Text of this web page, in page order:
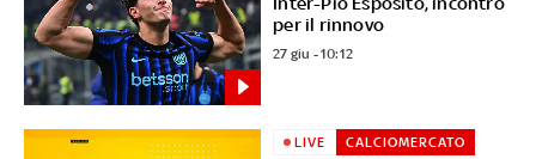
per il rinnovo
27 giu - 10:12
LIVE CALCIOMERCATO